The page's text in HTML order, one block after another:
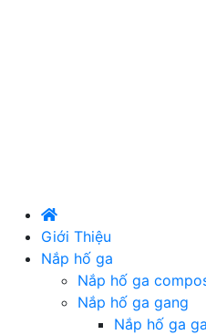
Giới Thiệu
Nắp hố ga
Nắp hố ga
Nắp hố ga gang
Nắp hố ga